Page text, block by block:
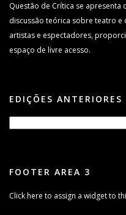
Questão de Crítica se
discussão teórica sobre teatro
artistas e espectadores,
espaço de livre acesso.
EDIÇÕES ANTERIORES
FOOTER AREA 3
Click here to assign a widget to